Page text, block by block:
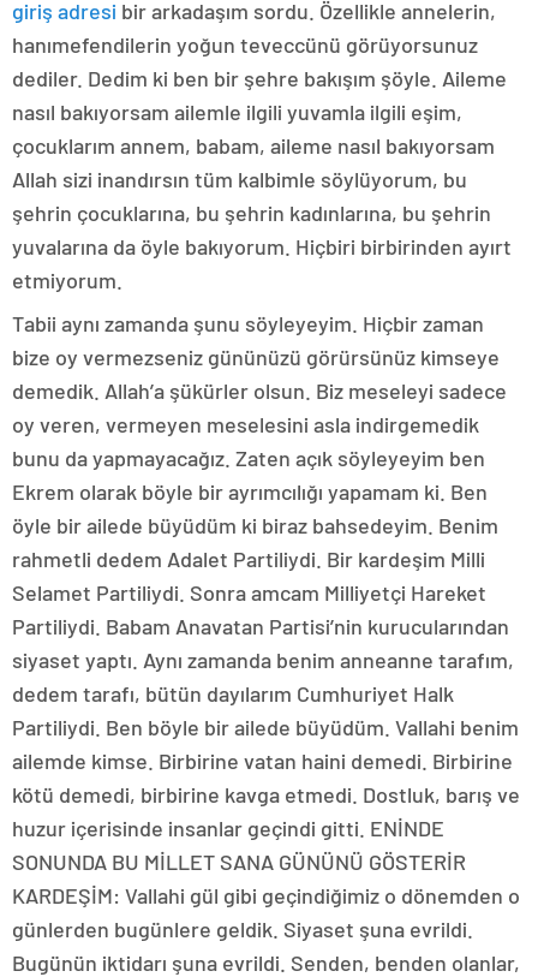
giriş adresi bir arkadaşım sordu. Özellikle annelerin,
hanımefendilerin yoğun teveccünü görüyorsunuz
dediler. Dedim ki ben bir şehre bakışım şöyle. Aileme
nasıl bakıyorsam ailemle ilgili yuvamla ilgili eşim,
çocuklarım annem, babam, aileme nasıl bakıyorsam
Allah sizi inandırsın tüm kalbimle söylüyorum, bu
şehrin çocuklarına, bu şehrin kadınlarına, bu şehrin
yuvalarına da öyle bakıyorum. Hiçbiri birbirinden ayırt
etmiyorum.
Tabii aynı zamanda şunu söyleyeyim. Hiçbir zaman
bize oy vermezseniz gününüzü görürsünüz kimseye
demedik. Allah’a şükürler olsun. Biz meseleyi sadece
oy veren, vermeyen meselesini asla indirgemedik
bunu da yapmayacağız. Zaten açık söyleyeyim ben
Ekrem olarak böyle bir ayrımcılığı yapamam ki. Ben
öyle bir ailede büyüdüm ki biraz bahsedeyim. Benim
rahmetli dedem Adalet Partiliydi. Bir kardeşim Milli
Selamet Partiliydi. Sonra amcam Milliyetçi Hareket
Partiliydi. Babam Anavatan Partisi’nin kurucularından
siyaset yaptı. Aynı zamanda benim anneanne tarafım,
dedem tarafı, bütün dayılarım Cumhuriyet Halk
Partiliydi. Ben böyle bir ailede büyüdüm. Vallahi benim
ailemde kimse. Birbirine vatan haini demedi. Birbirine
kötü demedi, birbirine kavga etmedi. Dostluk, barış ve
huzur içerisinde insanlar geçindi gitti. ENİNDE
SONUNDA BU MİLLET SANA GÜNÜNÜ GÖSTERİR
KARDEŞİM: Vallahi gül gibi geçindiğimiz o dönemden o
günlerden bugünlere geldik. Siyaset şuna evrildi.
Bugünün iktidarı şuna evrildi. Senden, benden olanlar,